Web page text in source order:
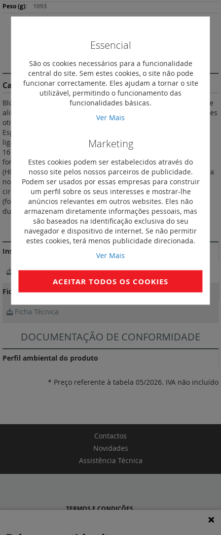
1093
DESCRIÇÃO
Características do Produto
Blocos para secretária fornecidos pré-equipados e com cabo de
alimentação - 12 módulos. Blocos em alumínio e ABS; Dimensões
otimizadas para ocupar pouco espaço na área de trabalho.
Especialmente concebidos em formato angular para facilitar a
ligação e a remoção da ficha; tomadas 2P+T tipo "sch" Mosaic -
16 A - 250 VA, equipadas com obturadores de proteção. Blocos
fornecidos equipados com cabo de 2 metros de comprimento
(H05VVF, 3G 1.5 mm2) e com ficha 2P+T. Em conformidade com a
norma NF C 61-314. Potência máxima 3.680 W a 230 VA por
circuito. Podem ser instalados com fita adesiva de dupla face
(fornecida) ou com o acessório de fixação ref. 6 551 99 A fita de
dupla face pode ser removida sem danificar o móvel.
MAIS INFORMAÇÃO
Instruções de instalação e documentos relacionados
Notícia Técnica
Fichas Técnicas
Ficha Técnica
DOCUMENTAÇÃO DE CONFORMIDADE
Perfil ambiental do produto
* Preço referente à tabela 05/2026. IVA não incluído
Contactos
Novidades
Assistência Técnica
Essencial
São os cookies necessários para a funcionalidade
central do site. Sem estes cookies, o site não pode
funcionar correctamente. Eles ajudam a tornar o site
utilizável, permitindo o funcionamento das
funcionalidades básicas.
Ver Mais
Marketing
Estes cookies podem ser estabelecidos através do
nosso site pelos nossos parceiros de publicidade.
Podem ser usados por essas empresas para construir
um perfil sobre os seus interesses e mostrar-lhe
anúncios relevantes em outros websites. Eles não
armazenam diretamente informações pessoais, mas
são baseados na identificação exclusiva do seu
navegador e dispositivo de internet. Se não permitir
estes cookies, terá menos publicidade direcionada.
Ver Mais
ACEITAR TODOS OS COOKIES
TERMOS E CONDIÇÕES